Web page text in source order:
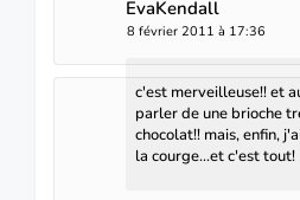
EvaKendall
8 février 2011 à 17:36
c'est merveilleuse!! et
parler de une brioche
chocolat!! mais, enfin,
la courge...et c'est tout!